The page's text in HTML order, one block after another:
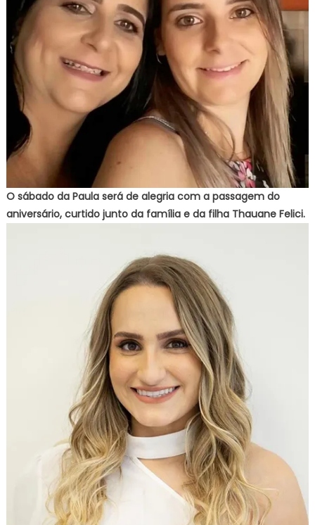
O sábado da Paula será de alegria com a passagem do
aniversário, curtido junto da família e da filha Thauane Felici.